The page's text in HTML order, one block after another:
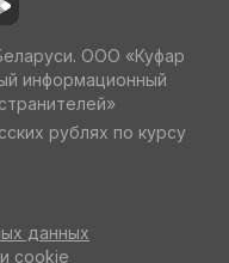
ООО «Куфар
информационный
рублях по курсу
данных
cookie